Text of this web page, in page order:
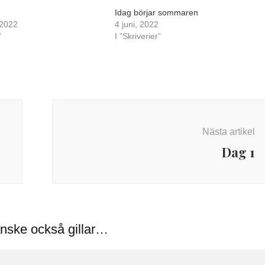
Idag börjar sommaren
4 juni, 2022
I ”Skriverier”
Nästa artikel
Dag 1
också gillar…